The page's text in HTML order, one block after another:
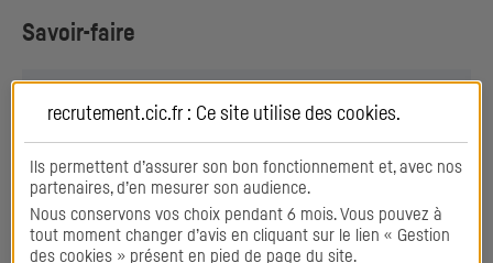
Savoir-faire
Gestion de risque
recrutement.cic.fr : Ce site utilise des cookies.
Ils permettent d’assurer son bon fonctionnement et, avec nos
partenaires, d’en mesurer son audience.
Nous conservons vos choix pendant 6 mois. Vous pouvez à
tout moment changer d’avis en cliquant sur le lien « Gestion
des cookies » présent en pied de page du site.